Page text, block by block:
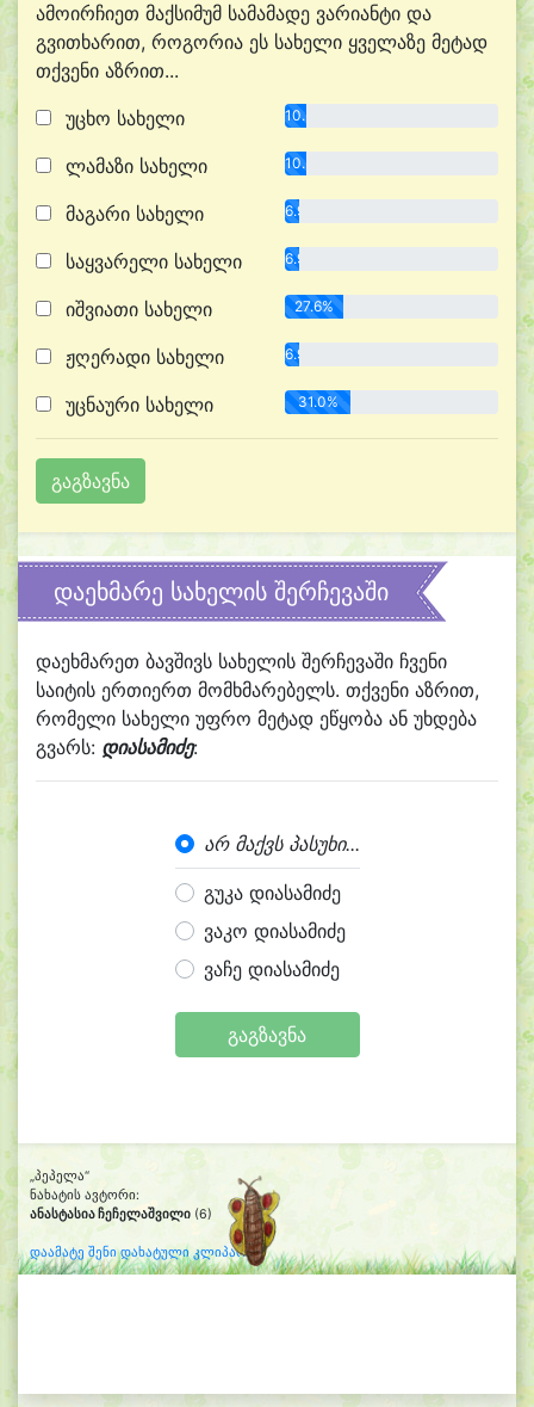
ამოირჩიეთ მაქსიმუმ სამამადე ვარიანტი და
გვითხარით, როგორია ეს სახელი ყველაზე მეტად
თქვენი აზრით...
უცხო სახელი
10.3%
ლამაზი სახელი 10.3%
მაგარი სახელი 6.9%
საყვარელი სახელი 6.9%
იშვიათი სახელი 27.6%
ჟღერადი სახელი 6.9%
უცნაური სახელი 31.0%
დაეხმარე სახელის შერჩევაში
დაეხმარეთ ბავშივს სახელის შერჩევაში ჩვენი
საიტის ერთიერთ მომხმარებელს. თქვენი აზრით,
რომელი სახელი უფრო მეტად ეწყობა ან უხდება
გვარს: დიასამიძე:
არ მაქვს პასუხი...
გუკა დიასამიძე
ვაკო დიასამიძე
ვაჩე დიასამიძე
გაგზავნა
„პეპელა“
ნახატის ავტორი:
ანასტასია ჩეჩელაშვილი (6)
დაამატე შენი დახატული კლიპარტი